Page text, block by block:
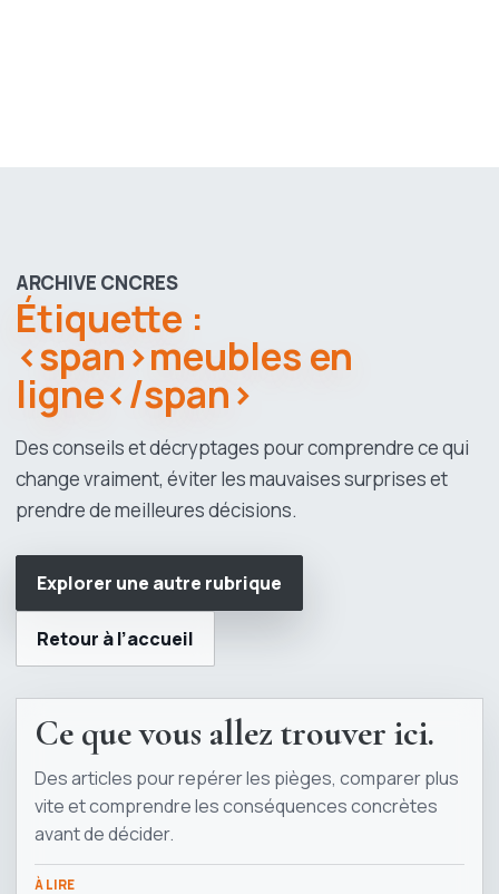
ARCHIVE CNCRES
Étiquette :
<span>meubles en
ligne</span>
Des conseils et décryptages pour comprendre ce qui
change vraiment, éviter les mauvaises surprises et
prendre de meilleures décisions.
Explorer une autre rubrique
Retour à l’accueil
Ce que vous allez trouver ici.
Des articles pour repérer les pièges, comparer plus
vite et comprendre les conséquences concrètes
avant de décider.
À LIRE